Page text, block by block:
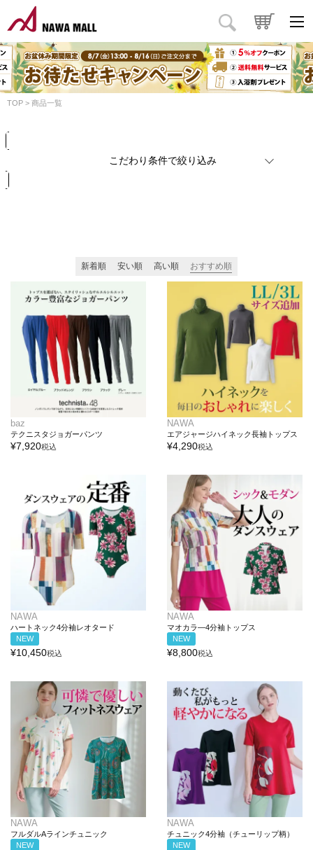
TOP 商品一覧
こだわり条件で絞り込み
商品タイプ
価格 円～ 円
カラー
新着順 安い順 高い順 おすすめ順
baz
テクニスタジョガーパンツ
¥7,920税込
NAWA
エアジャージハイネック長袖トップス
¥4,290税込
NAWA
ハートネック4分袖レオタード
NEW
¥10,450税込
NAWA
マオカラ―4分袖トップス
NEW
¥8,800税込
NAWA
フルダルAラインチュニック
NEW
NAWA
チュニック4分袖（チューリップ柄）
NEW